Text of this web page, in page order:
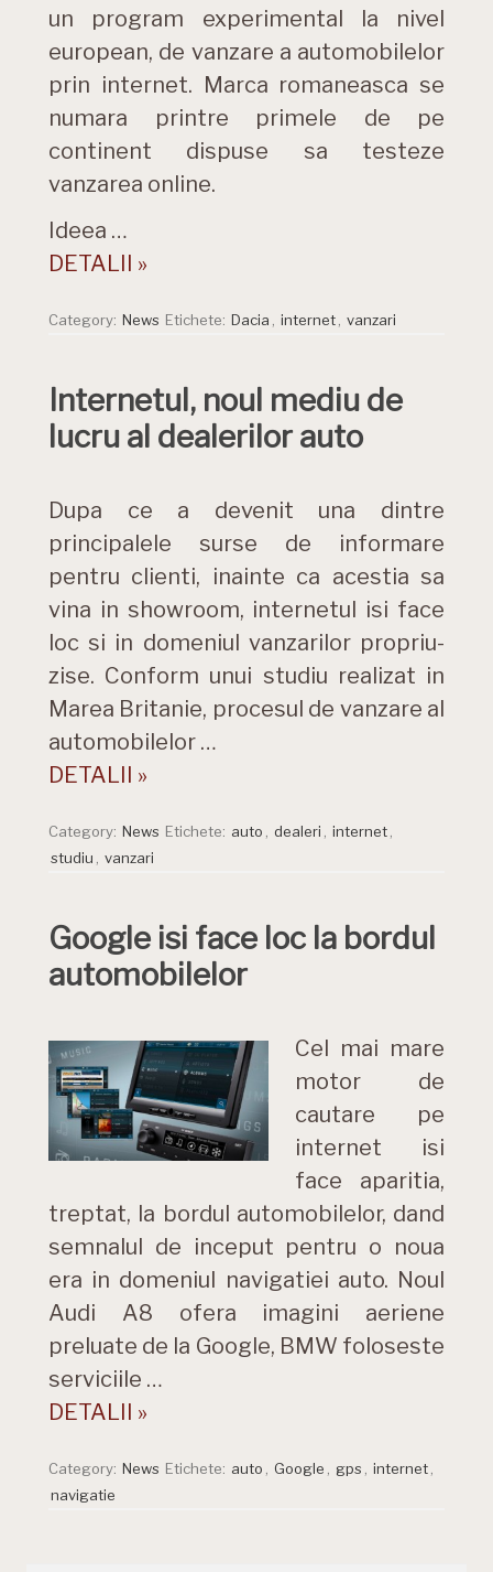
un program experimental la nivel
european, de vanzare a automobilelor
prin internet. Marca romaneasca se
numara printre primele de pe
continent dispuse sa testeze
vanzarea online.
Ideea …
DETALII »
Category: News Etichete: Dacia internet vanzari
Internetul, noul mediu de
lucru al dealerilor auto
Dupa ce a devenit una dintre
principalele surse de informare
pentru clienti, inainte ca acestia sa
vina in showroom, internetul isi face
loc si in domeniul vanzarilor propriu-
zise. Conform unui studiu realizat in
Marea Britanie, procesul de vanzare al
automobilelor …
DETALII »
Category: News Etichete: auto dealeri internet
studiu
vanzari
Google isi face loc la bordul
automobilelor
Cel mai mare
motor de
cautare pe
internet isi
face aparitia,
treptat, la bordul automobilelor, dand
semnalul de inceput pentru o noua
era in domeniul navigatiei auto. Noul
Audi A8 ofera imagini aeriene
preluate de la Google, BMW foloseste
serviciile …
DETALII »
Category: News Etichete: auto Google gps internet
navigatie